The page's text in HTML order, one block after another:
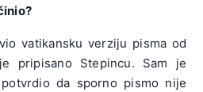
vatikansku verziju pisma od
pripisano Stepincu. Sam je
da sporno pismo nije